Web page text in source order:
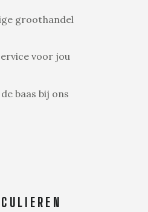
groothandel
voor jou
baas bij ons